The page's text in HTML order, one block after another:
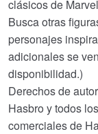
clásicos de
Busca otras
personajes
adicionales se
disponibilidad.)
Derechos de
Hasbro y todos
comerciales de